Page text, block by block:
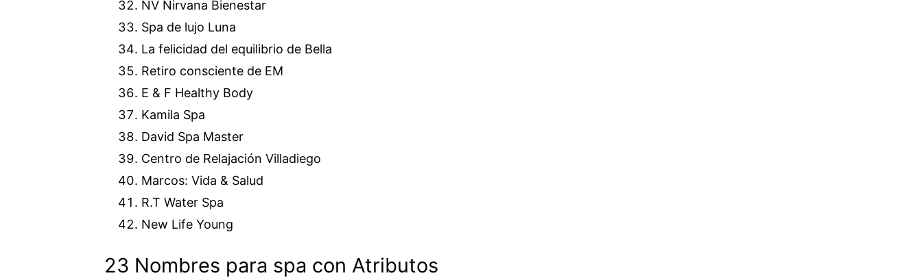
NV Nirvana Bienestar
Spa de lujo Luna
La felicidad del equilibrio de Bella
Retiro consciente de EM
E & F Healthy Body
Kamila Spa
David Spa Master
Centro de Relajación Villadiego
Marcos: Vida & Salud
R.T Water Spa
New Life Young
23 Nombres para spa con Atributos